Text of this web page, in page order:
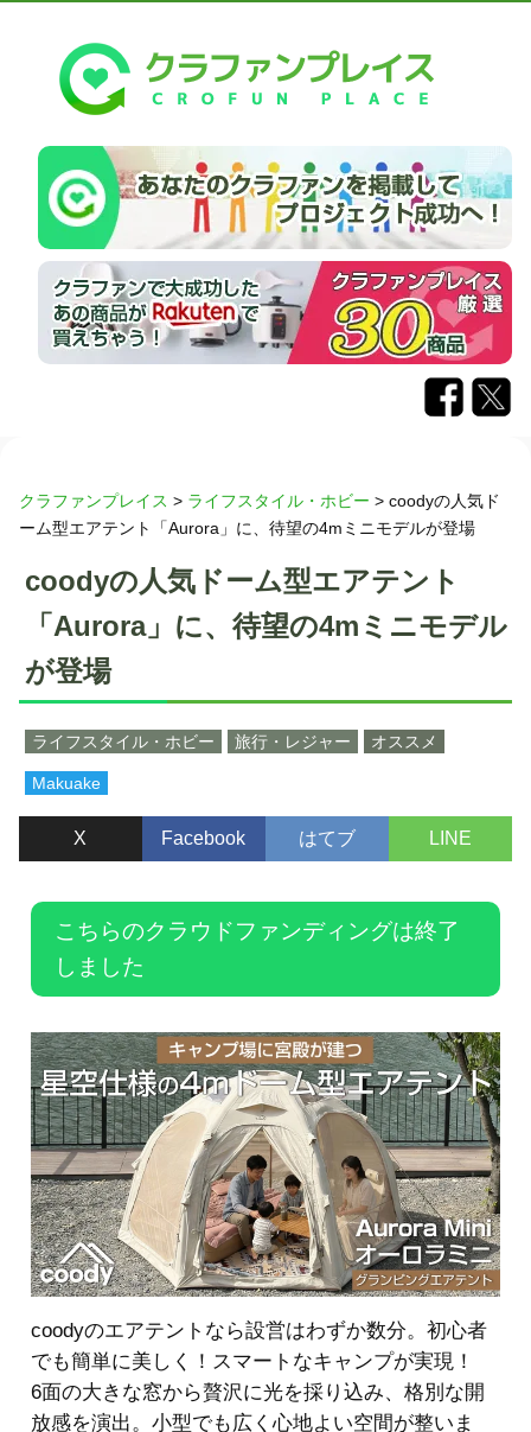
クラファンプレイス > ライフスタイル・ホビー > coodyの人気ド
ーム型エアテント「Aurora」に、待望の4mミニモデルが登場
coodyの人気ドーム型エアテント
「Aurora」に、待望の4mミニモデル
が登場
ライフスタイル・ホビー 旅行・レジャー オススメ
Makuake
X Facebook はてブ LINE
こちらのクラウドファンディングは終了
しました
coodyのエアテントなら設営はわずか数分。初心者
でも簡単に美しく！スマートなキャンプが実現！
6面の大きな窓から贅沢に光を採り込み、格別な開
放感を演出。小型でも広く心地よい空間が整いま